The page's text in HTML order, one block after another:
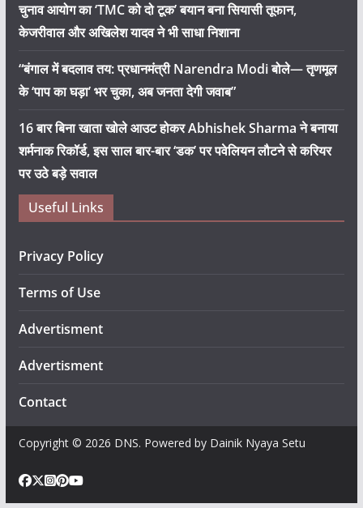
चुनाव आयोग का ‘TMC को दो टूक’ बयान बना सियासी तूफान,
केजरीवाल और अखिलेश यादव ने भी साधा निशाना
“बंगाल में बदलाव तय: प्रधानमंत्री Narendra Modi बोले— तृणमूल
के ‘पाप का घड़ा’ भर चुका, अब जनता देगी जवाब”
16 बार बिना खाता खोले आउट होकर Abhishek Sharma ने बनाया
शर्मनाक रिकॉर्ड, इस साल बार-बार ‘डक’ पर पवेलियन लौटने से करियर
पर उठे बड़े सवाल
Useful Links
Privacy Policy
Terms of Use
Advertisment
Advertisment
Contact
Copyright © 2026 DNS. Powered by Dainik Nyaya Setu